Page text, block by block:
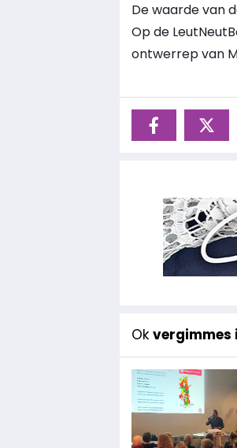
De waarde van
Op de
ontwerrep van
Ok vergimmes